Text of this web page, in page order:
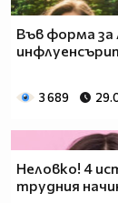
Във форма за
3 689
Неловко! 4
трудния